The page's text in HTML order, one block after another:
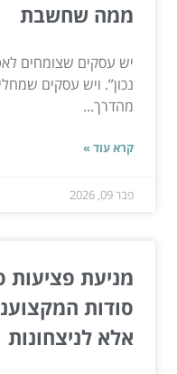
ממה שחשבת
יש עסקים שצומחים
נכון”. ויש עסקים
מהדרך...
קרא עוד »
פבר 09, 2026
מניעת פציעות
סודות
אלא לניצחונות